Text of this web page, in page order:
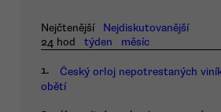
Nejčtenější
Nejdiskutovanější
24 hod
týden měsíc
1.
Český orloj nepotrestaných
obětí